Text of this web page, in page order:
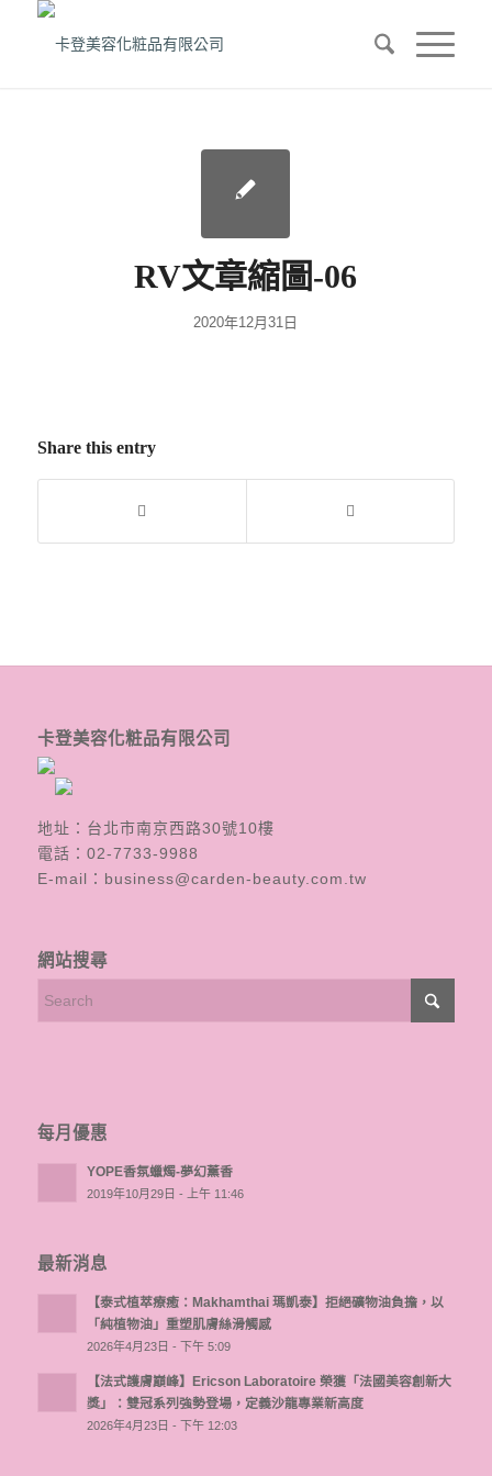
RV文章縮圖-06
2020年12月31日
Share this entry
卡登美容化粧品有限公司
地址：台北市南京西路30號10樓
電話： 02-7733-9988
E-mail： business@carden-beauty.com.tw
網站搜尋
每月優惠
YOPE香氛蠟燭-夢幻薰香
2019年10月29日 - 上午 11:46
最新消息
【泰式植萃療癒：Makhamthai 瑪凱泰】拒絕礦物油負擔，以
「純植物油」重塑肌膚絲滑觸感
2026年4月23日 - 下午 5:09
【法式護膚巔峰】Ericson Laboratoire 榮獲「法國美容創新大
獎」：雙冠系列強勢登場，定義沙龍專業新高度
2026年4月23日 - 下午 12:03